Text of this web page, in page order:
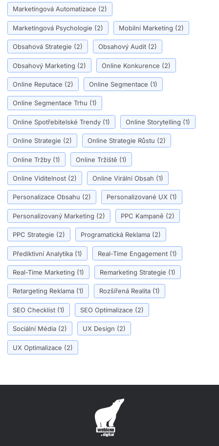
Marketingová Automatizace (2)
Marketingová Psychologie (2) Mobilní Marketing (2)
Obsahová Strategie (2) Obsahový Audit (2)
Obsahový Marketing (2) Online Konkurence (2)
Online Reputace (2) Online Segmentace (1)
Online Segmentace Trhu (1)
Online Spotřebitelské Trendy (1) Online Storytelling (1)
Online Strategie (2) Online Strategie Růstu (2)
Online Tržby (1) Online Tržiště (1)
Online Viditelnost (2) Online Virální Obsah (1)
Personalizace Obsahu (2) Personalizované UX (1)
Personalizovaný Marketing (2) PPC Kampaně (2)
PPC Strategie (2) Programatická Reklama (2)
Přediktivní Analytika (1) Real-Time Engagement (1)
Real-Time Marketing (1) Remarketing Strategie (1)
Retargeting Reklama (1) Rozšířená Realita (1)
SEO Checklist (1) SEO Optimalizace (2)
Sociální Média (2) UX Design (2)
UX Optimalizace (2)